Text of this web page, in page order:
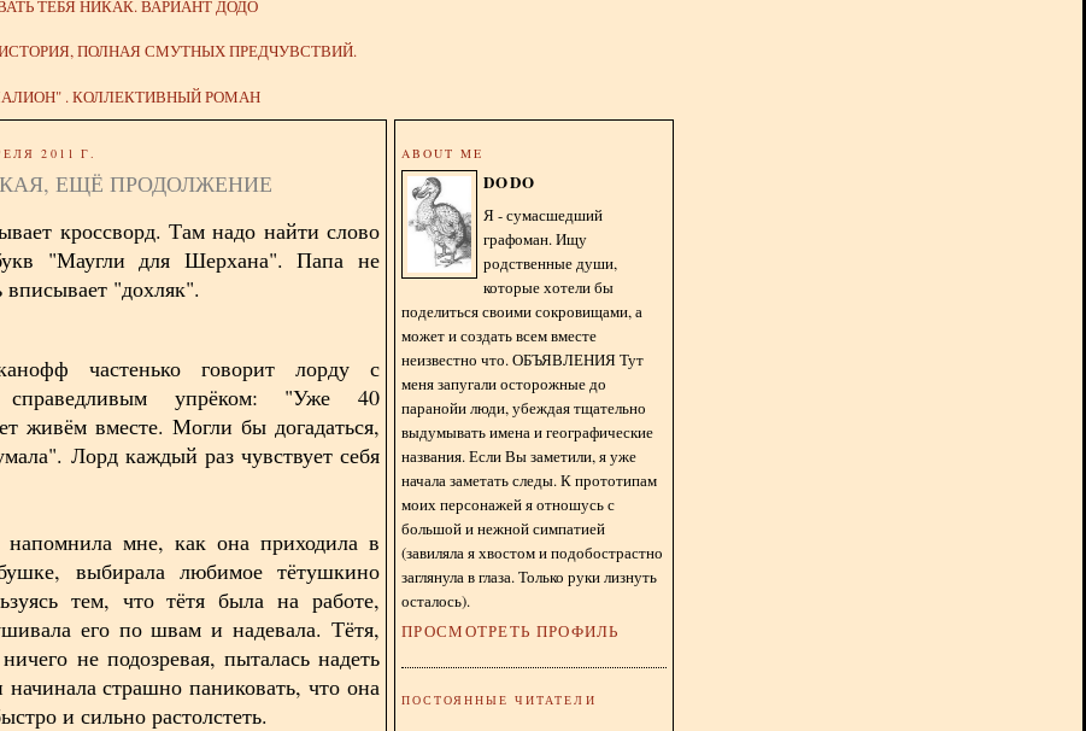
ТЕБЯ НИКАК. ВАРИАНТ ДОДО
ПОЛНАЯ СМУТНЫХ ПРЕДЧУВСТВИЙ.
. КОЛЛЕКТИВНЫЙ РОМАН
2011 Г.
ЕЩЁ ПРОДОЛЖЕНИЕ
кроссворд. Там надо найти слово
"Маугли для Шерхана". Папа не
вписывает "дохляк".
частенько говорит лорду с
справедливым упрёком: "Уже 40
живём вместе. Могли бы догадаться,
Лорд каждый раз чувствует себя
мне, как она приходила в
выбирала любимое тётушкино
тем, что тётя была на работе,
его по швам и надевала. Тётя,
не подозревая, пыталась надеть
начинала страшно паниковать, что она
и сильно растолстеть.
ABOUT ME
DODO
Я - сумасшедший
графоман. Ищу
родственные души,
которые хотели бы
поделиться своими сокровищами, а
может и создать всем вместе
неизвестно что. ОБЪЯВЛЕНИЯ Тут
меня запугали осторожные до
паранойи люди, убеждая тщательно
выдумывать имена и географические
названия. Если Вы заметили, я уже
начала заметать следы. К прототипам
моих персонажей я отношусь с
большой и нежной симпатией
(завиляла я хвостом и подобострастно
заглянула в глаза. Только руки лизнуть
осталось).
ПРОСМОТРЕТЬ ПРОФИЛЬ
ПОСТОЯННЫЕ ЧИТАТЕЛИ